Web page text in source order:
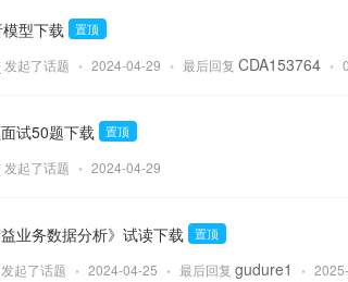
型下载 置顶
发起了话题 • 2024-04-29 • 最后回复 CDA153764 •
试50题下载 置顶
发起了话题 • 2024-04-29
业务数据分析》试读下载 置顶
发起了话题 • 2024-04-25 • 最后回复 gudure1 •